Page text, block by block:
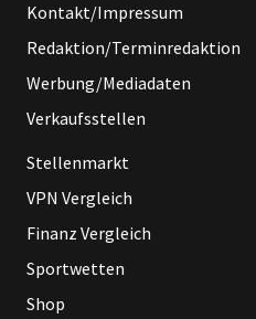
Kontakt/Impressum
Redaktion/Terminredaktion
Werbung/Mediadaten
Verkaufsstellen
Stellenmarkt
VPN Vergleich
Finanz Vergleich
Sportwetten
Shop